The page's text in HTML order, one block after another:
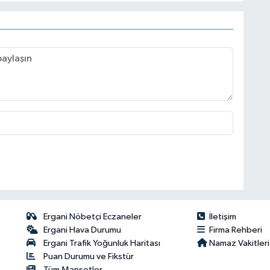
Ergani Nöbetçi Eczaneler
Ergani Hava Durumu
Ergani Trafik Yoğunluk Haritası
Puan Durumu ve Fikstür
İletişim
Firma Rehberi
Namaz Vakitleri